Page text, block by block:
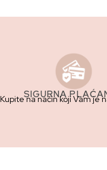
SIGURNA
Kupite na način koji Vam je